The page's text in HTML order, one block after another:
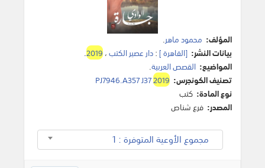
المؤلف: محمود ماهر.
بيانات النشر: [القاهرة ]:دار عصير الكتب،2019
.
المواضيع: القصص العربية.
تصنيف الكونجرس:
PJ7946.A357 J372019
نوع المادة: كتب
المصدر: فرع شناص
مجموع الأوعية المتوفرة : 1